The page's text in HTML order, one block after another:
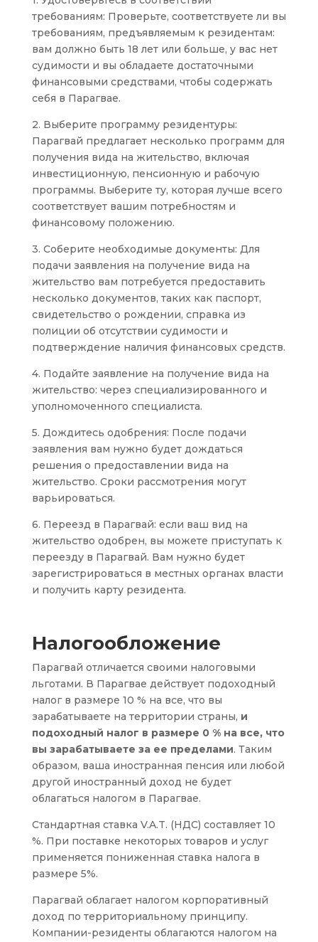
требованиям: Проверьте, соответствуете ли вы
требованиям, предъявляемым к резидентам:
вам должно быть 18 лет или больше, у вас нет
судимости и вы обладаете достаточными
финансовыми средствами, чтобы содержать
себя в Парагвае.
2. Выберите программу резидентуры:
Парагвай предлагает несколько программ для
получения вида на жительство, включая
инвестиционную, пенсионную и рабочую
программы. Выберите ту, которая лучше всего
соответствует вашим потребностям и
финансовому положению.
3. Соберите необходимые документы: Для
подачи заявления на получение вида на
жительство вам потребуется предоставить
несколько документов, таких как паспорт,
свидетельство о рождении, справка из
полиции об отсутствии судимости и
подтверждение наличия финансовых средств.
4. Подайте заявление на получение вида на
жительство: через специализированного и
уполномоченного специалиста.
5. Дождитесь одобрения: После подачи
заявления вам нужно будет дождаться
решения о предоставлении вида на
жительство. Сроки рассмотрения могут
варьироваться.
6. Переезд в Парагвай: если ваш вид на
жительство одобрен, вы можете приступать к
переезду в Парагвай. Вам нужно будет
зарегистрироваться в местных органах власти
и получить карту резидента.
Налогообложение
Парагвай отличается своими налоговыми
льготами. В Парагвае действует подоходный
налог в размере 10 % на все, что вы
зарабатываете на территории страны, и
подоходный налог в размере 0 % на все, что
вы зарабатываете за ее пределами. Таким
образом, ваша иностранная пенсия или любой
другой иностранный доход не будет
облагаться налогом в Парагвае.
Стандартная ставка V.A.T. (НДС) составляет 10
%. При поставке некоторых товаров и услуг
применяется пониженная ставка налога в
размере 5%.
Парагвай облагает налогом корпоративный
доход по территориальному принципу.
Компании-резиденты облагаются налогом на